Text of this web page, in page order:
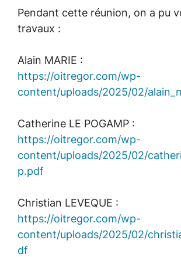
Pendant cette réunion, on a pu
travaux :
Alain MARIE :
https://oitregor.com/wp-
content/uploads/2025/02/
Catherine LE POGAMP :
https://oitregor.com/wp-
content/uploads/2025/02/
p.pdf
Christian LEVEQUE :
https://oitregor.com/wp-
content/uploads/2025/02/
df